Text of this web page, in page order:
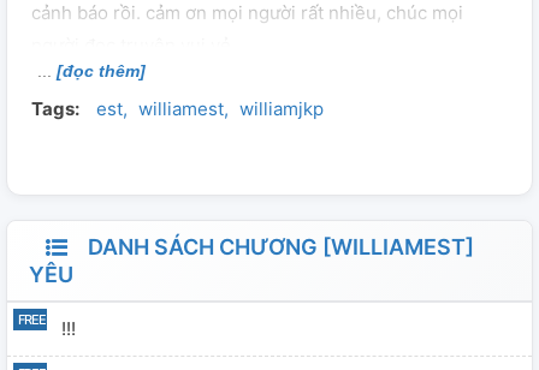
cảnh báo rồi. cảm ơn mọi người rất nhiều, chúc mọi
[đọc thêm]
Tags: est williamest williamjkp
DANH SÁCH CHƯƠNG [WILLIAMEST]
YÊU
!!!